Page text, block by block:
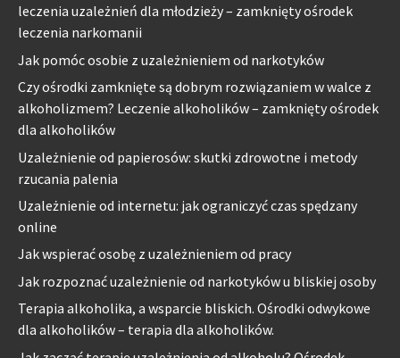
leczenia uzależnień dla młodzieży – zamknięty ośrodek
leczenia narkomanii
Jak pomóc osobie z uzależnieniem od narkotyków
Czy ośrodki zamknięte są dobrym rozwiązaniem w walce z
alkoholizmem? Leczenie alkoholików – zamknięty ośrodek
dla alkoholików
Uzależnienie od papierosów: skutki zdrowotne i metody
rzucania palenia
Uzależnienie od internetu: jak ograniczyć czas spędzany
online
Jak wspierać osobę z uzależnieniem od pracy
Jak rozpoznać uzależnienie od narkotyków u bliskiej osoby
Terapia alkoholika, a wsparcie bliskich. Ośrodki odwykowe
dla alkoholików – terapia dla alkoholików.